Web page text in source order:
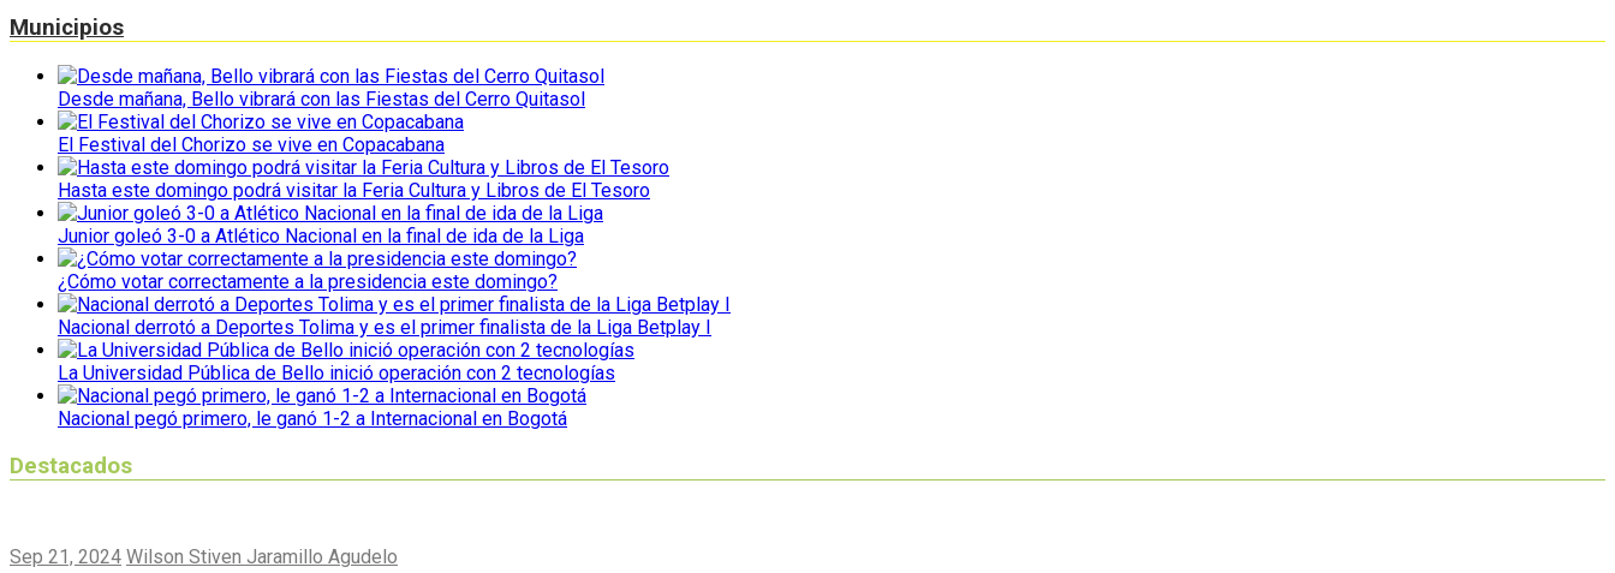
Municipios
Desde mañana, Bello vibrará con las Fiestas del Cerro Quitasol
El Festival del Chorizo se vive en Copacabana
Hasta este domingo podrá visitar la Feria Cultura y Libros de El Tesoro
Junior goleó 3-0 a Atlético Nacional en la final de ida de la Liga
¿Cómo votar correctamente a la presidencia este domingo?
Nacional derrotó a Deportes Tolima y es el primer finalista de la Liga Betplay I
La Universidad Pública de Bello inició operación con 2 tecnologías
Nacional pegó primero, le ganó 1-2 a Internacional en Bogotá
Destacados
Sep 21, 2024 Wilson Stiven Jaramillo Agudelo